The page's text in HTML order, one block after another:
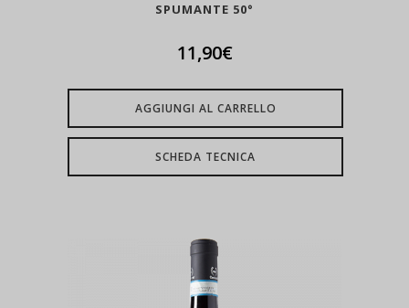
SPUMANTE 50°
11,90€
AGGIUNGI AL CARRELLO
SCHEDA TECNICA